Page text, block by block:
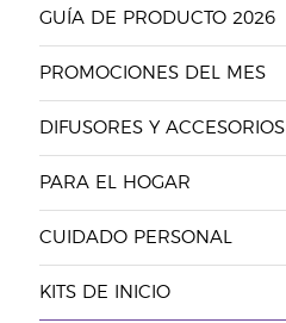
GUÍA DE PRODUCTO 2026
PROMOCIONES DEL MES
DIFUSORES Y ACCESORIOS
PARA EL HOGAR
CUIDADO PERSONAL
KITS DE INICIO